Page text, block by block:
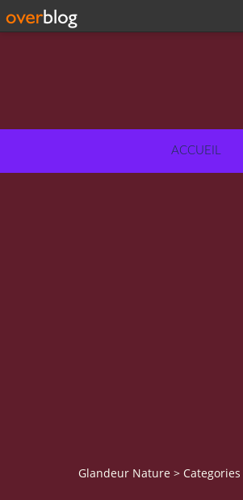
ACCUEIL
Glandeur Nature > Categories